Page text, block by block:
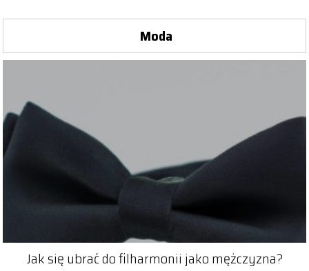
Moda
Jak się ubrać do filharmonii jako mężczyzna?